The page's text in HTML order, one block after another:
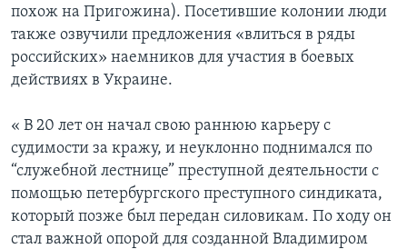
похож на Пригожина). Посетившие колонии люди
также озвучили предложения «влиться в ряды
российских» наемников для участия в боевых
действиях в Украине.
« В 20 лет он начал свою раннюю карьеру с
судимости за кражу, и неуклонно поднимался по
“служебной лестнице” преступной деятельности с
помощью петербургского преступного синдиката,
который позже был передан силовикам. По ходу он
стал важной опорой для созданной Владимиром